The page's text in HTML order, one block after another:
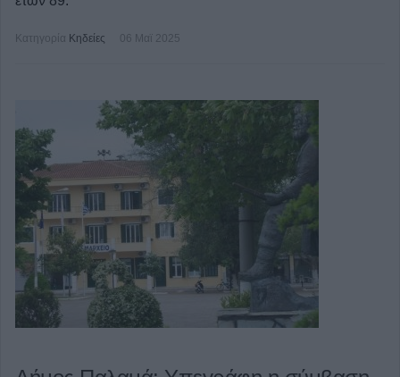
Κατηγορία Κηδείες 06 Μαϊ 2025